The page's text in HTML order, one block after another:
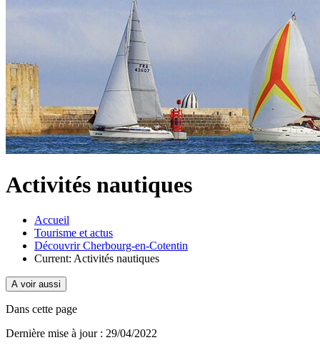
Activités nautiques
Accueil
Tourisme et actus
Découvrir Cherbourg-en-Cotentin
Current: Activités nautiques
A voir aussi
Dans cette page
Dernière mise à jour : 29/04/2022